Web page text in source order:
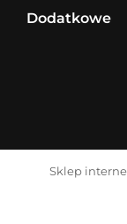
Dodatkowe
Sklep